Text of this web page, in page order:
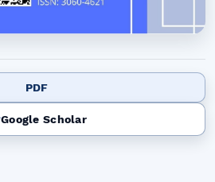
PDF
Google Scholar